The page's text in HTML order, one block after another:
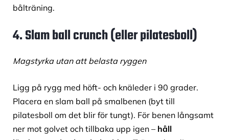
bålträning.
4. Slam ball crunch (eller pilatesboll)
Magstyrka utan att belasta ryggen
Ligg på rygg med höft- och knäleder i 90 grader.
Placera en slam ball på smalbenen (byt till
pilatesboll om det blir för tungt). För benen långsamt
ner mot golvet och tillbaka upp igen – håll